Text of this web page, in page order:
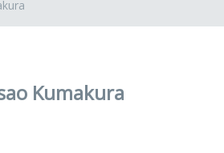
Kumakura